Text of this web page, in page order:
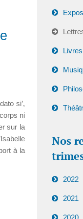
si’,
ni
sur la
à la
Livres
Nos
2022
2021
2020